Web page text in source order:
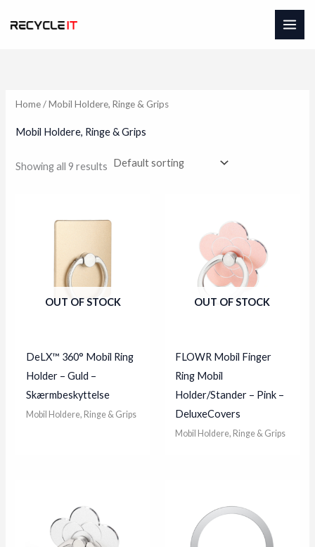
Home/ Mobil Holdere, Ringe & Grips
Mobil Holdere, Ringe & Grips
Showing all 9 results
OUT OF STOCK
DeLX™ 360° Mobil Ring
Holder – Guld –
Skærmbeskyttelse
Mobil Holdere, Ringe & Grips
OUT OF STOCK
FLOWR Mobil Finger
Ring Mobil
Holder/Stander – Pink –
DeluxeCovers
Mobil Holdere, Ringe & Grips